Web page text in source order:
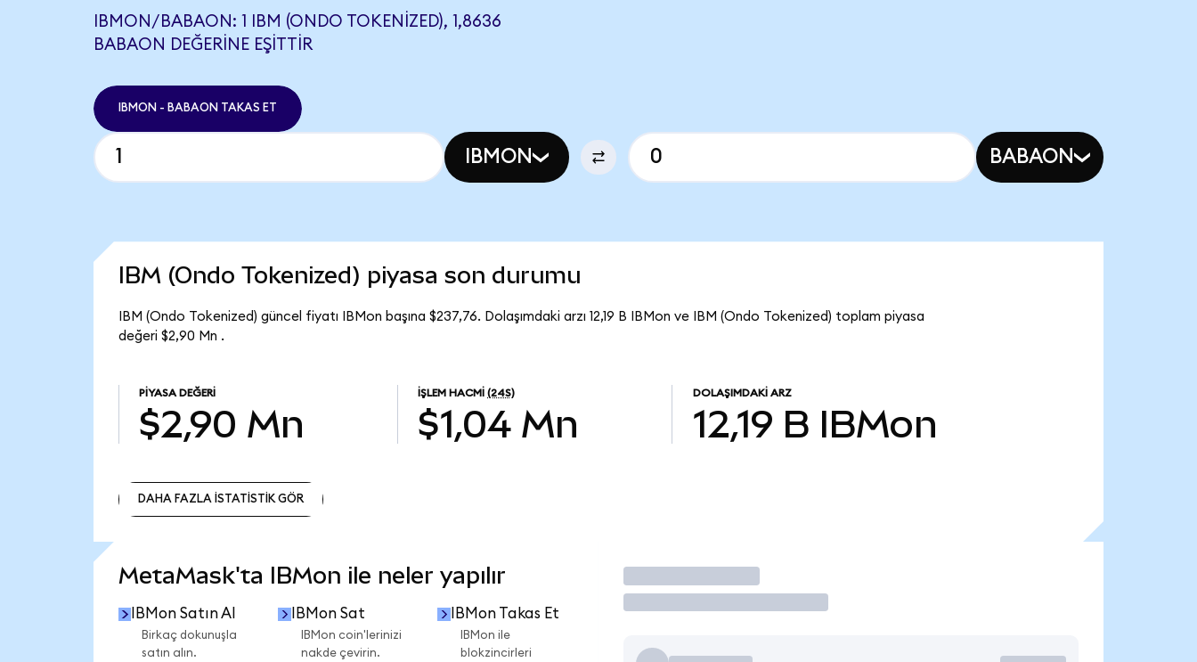
IBMON/BABAON: 1 IBM (ONDO TOKENIZED), 1,8636
BABAON DEĞERINE EŞITTIR
IBMON - BABAON TAKAS ET
IBMON BABAON
IBM (Ondo Tokenized) piyasa son durumu
IBM (Ondo Tokenized) güncel fiyatı IBMon başına $237,76. Dolaşımdaki arzı 12,19 B IBMon ve IBM (Ondo Tokenized) toplam piyasa
değeri $2,90 Mn .
PIYASA DEĞERI
$2,90 Mn
İŞLEM HACMI (24S)
$1,04 Mn
DOLAŞIMDAKI ARZ
12,19 B IBMon
DAHA FAZLA İSTATİSTİK GÖR
MetaMask'ta IBMon ile neler yapılır
IBMon Satın Al
Birkaç dokunuşla
satın alın.
IBMon Sat
IBMon coin'lerinizi
nakde çevirin.
IBMon Takas Et
IBMon ile
blokzincirleri
İşlem Yap